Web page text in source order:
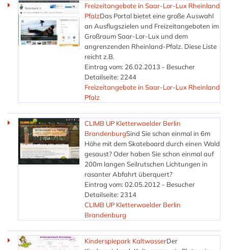
Freizeitangebote in Saar-Lor-Lux Rheinland
PfalzDas Portal bietet eine große Auswahl
an Ausflugszielen und Freizeitangeboten im
Großraum Saar-Lor-Lux und dem
angrenzenden Rheinland-Pfalz. Diese Liste
reicht z.B.
Eintrag vom: 26.02.2013 - Besucher
Detailseite: 2244
Freizeitangebote in Saar-Lor-Lux Rheinland
Pfalz
CLIMB UP Kletterwaelder Berlin
BrandenburgSind Sie schon einmal in 6m
Höhe mit dem Skateboard durch einen Wald
gesaust? Oder haben Sie schon einmal auf
200m langen Seilrutschen Lichtungen in
rasanter Abfahrt überquert?
Eintrag vom: 02.05.2012 - Besucher
Detailseite: 2314
CLIMB UP Kletterwaelder Berlin
Brandenburg
Kinderspiepark KaltwasserDer